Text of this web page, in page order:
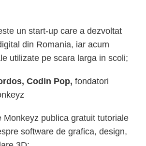
un start-up care a dezvoltat
din Romania, iar acum
utilizate pe scara larga in scoli;
Codin Pop,fondatori
Monkeyz publica gratuit tutoriale
software de grafica, design,